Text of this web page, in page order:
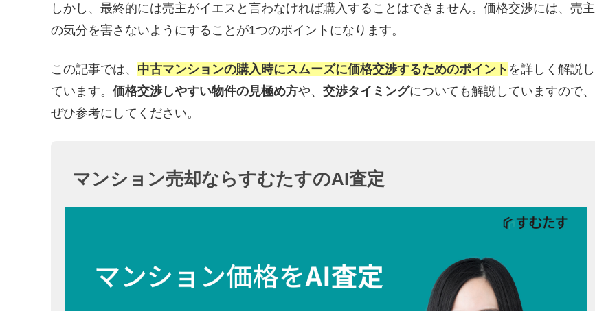
しかし、最終的には売主がイエスと言わなければ購入することはできません。価格交渉には、売主
の気分を害さないようにすることが1つのポイントになります。
この記事では、 中古マンションの購入時にスムーズに価格交渉するためのポイント を詳しく解説し
ています。 価格交渉しやすい物件の見極め方や、 交渉タイミングについても解説していますので、
ぜひ参考にしてください。
マンション売却ならすむたすのAI査定